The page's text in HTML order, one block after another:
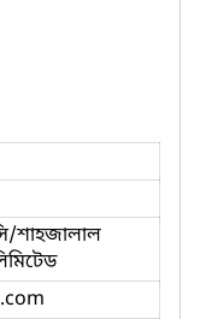
শাহজালাল